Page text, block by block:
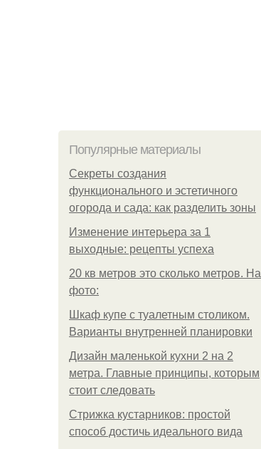
Популярные материалы
Секреты создания
функционального и эстетичного
огорода и сада: как разделить зоны
Изменение интерьера за 1
выходные: рецепты успеха
20 кв метров это сколько метров. На
фото:
Шкаф купе с туалетным столиком.
Варианты внутренней планировки
Дизайн маленькой кухни 2 на 2
метра. Главные принципы, которым
стоит следовать
Стрижка кустарников: простой
способ достичь идеального вида